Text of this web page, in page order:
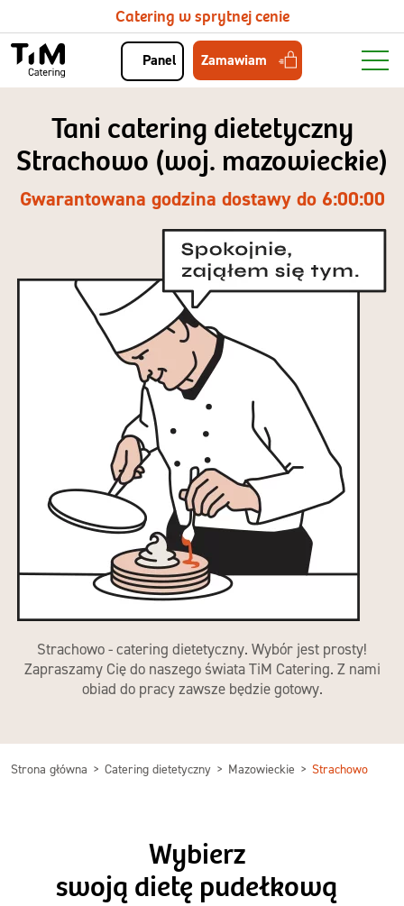
Catering w sprytnej cenie
Panel Zamawiam
Tani catering dietetyczny
Strachowo (woj. mazowieckie)
Gwarantowana godzina dostawy do 6:00:00
Strachowo - catering dietetyczny. Wybór jest prosty!
Zapraszamy Cię do naszego świata TiM Catering. Z nami
obiad do pracy zawsze będzie gotowy.
Strona główna Catering dietetyczny Mazowieckie Strachowo
Wybierz
swoją dietę pudełkową